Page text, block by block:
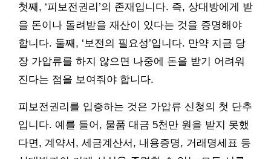
첫째, ‘피보전권리’의 존재입니다. 즉, 상대방에게 받
을 돈이나 돌려받을 재산이 있다는 것을 증명해야
합니다. 둘째, ‘보전의 필요성’입니다. 만약 지금 당
장 가압류를 하지 않으면 나중에 돈을 받기 어려워
진다는 점을 보여줘야 합니다.
피보전권리를 입증하는 것은 가압류 신청의 첫 단추
입니다. 예를 들어, 물품 대금 5천만 원을 받지 못했
다면, 계약서, 세금계산서, 내용증명, 거래명세표 등